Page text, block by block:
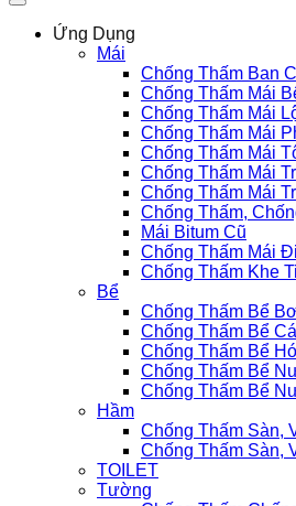
Ứng Dụng
Mái
Chống Thấm Ban
Chống Thấm Mái
Chống Thấm Mái
Chống Thấm Mái
Chống Thấm Mái
Chống Thấm Mái
Chống Thấm Mái
Chống Thấm,
Mái Bitum Cũ
Chống Thấm Mái
Chống Thấm Khe
Bể
Chống Thấm Bể
Chống Thấm Bể
Chống Thấm Bể
Chống Thấm Bể
Chống Thấm Bể
Hầm
Chống Thấm Sàn,
Chống Thấm Sàn,
TOILET
Tường